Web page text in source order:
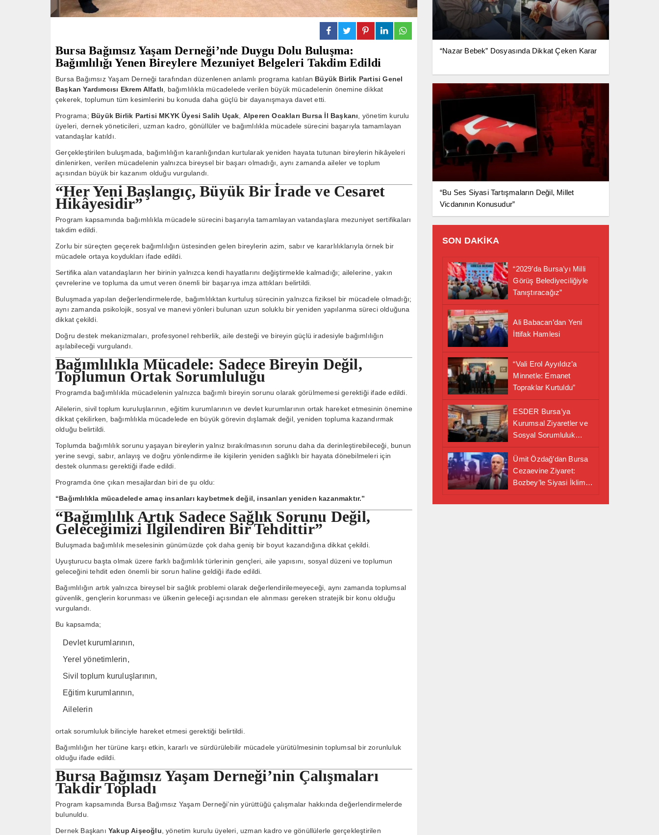
Bursa Bağımsız Yaşam Derneği’nde Duygu Dolu Buluşma:
Bağımlılığı Yenen Bireylere Mezuniyet Belgeleri Takdim Edildi
Bursa Bağımsız Yaşam Derneği tarafından düzenlenen anlamlı programa katılan Büyük Birlik Partisi Genel
Başkan Yardımcısı Ekrem Alfatlı , bağımlılıkla mücadelede verilen büyük mücadelenin önemine dikkat
çekerek, toplumun tüm kesimlerini bu konuda daha güçlü bir dayanışmaya davet etti.
Programa; Büyük Birlik Partisi MKYK Üyesi Salih Uçak Alperen Ocakları Bursa İl Başkanı , yönetim kurulu
üyeleri, dernek yöneticileri, uzman kadro, gönüllüler ve bağımlılıkla mücadele sürecini başarıyla tamamlayan
vatandaşlar katıldı.
Gerçekleştirilen buluşmada, bağımlılığın karanlığından kurtularak yeniden hayata tutunan bireylerin hikâyeleri
dinlenirken, verilen mücadelenin yalnızca bireysel bir başarı olmadığı, aynı zamanda aileler ve toplum
açısından büyük bir kazanım olduğu vurgulandı.
“Her Yeni Başlangıç, Büyük Bir İrade ve Cesaret
Hikâyesidir”
Program kapsamında bağımlılıkla mücadele sürecini başarıyla tamamlayan vatandaşlara mezuniyet sertifikaları
takdim edildi.
Zorlu bir süreçten geçerek bağımlılığın üstesinden gelen bireylerin azim, sabır ve kararlılıklarıyla örnek bir
mücadele ortaya koydukları ifade edildi.
Sertifika alan vatandaşların her birinin yalnızca kendi hayatlarını değiştirmekle kalmadığı; ailelerine, yakın
çevrelerine ve topluma da umut veren önemli bir başarıya imza attıkları belirtildi.
Buluşmada yapılan değerlendirmelerde, bağımlılıktan kurtuluş sürecinin yalnızca fiziksel bir mücadele olmadığı;
aynı zamanda psikolojik, sosyal ve manevi yönleri bulunan uzun soluklu bir yeniden yapılanma süreci olduğuna
dikkat çekildi.
Doğru destek mekanizmaları, profesyonel rehberlik, aile desteği ve bireyin güçlü iradesiyle bağımlılığın
aşılabileceği vurgulandı.
Bağımlılıkla Mücadele: Sadece Bireyin Değil,
Toplumun Ortak Sorumluluğu
Programda bağımlılıkla mücadelenin yalnızca bağımlı bireyin sorunu olarak görülmemesi gerektiği ifade edildi.
Ailelerin, sivil toplum kuruluşlarının, eğitim kurumlarının ve devlet kurumlarının ortak hareket etmesinin önemine
dikkat çekilirken, bağımlılıkla mücadelede en büyük görevin dışlamak değil, yeniden topluma kazandırmak
olduğu belirtildi.
Toplumda bağımlılık sorunu yaşayan bireylerin yalnız bırakılmasının sorunu daha da derinleştirebileceği, bunun
yerine sevgi, sabır, anlayış ve doğru yönlendirme ile kişilerin yeniden sağlıklı bir hayata dönebilmeleri için
destek olunması gerektiği ifade edildi.
Programda öne çıkan mesajlardan biri de şu oldu:
“Bağımlılıkla mücadelede amaç insanları kaybetmek değil, insanları yeniden kazanmaktır.”
“Bağımlılık Artık Sadece Sağlık Sorunu Değil,
Geleceğimizi İlgilendiren Bir Tehdittir”
Buluşmada bağımlılık meselesinin günümüzde çok daha geniş bir boyut kazandığına dikkat çekildi.
Uyuşturucu başta olmak üzere farklı bağımlılık türlerinin gençleri, aile yapısını, sosyal düzeni ve toplumun
geleceğini tehdit eden önemli bir sorun haline geldiği ifade edildi.
Bağımlılığın artık yalnızca bireysel bir sağlık problemi olarak değerlendirilemeyeceği, aynı zamanda toplumsal
güvenlik, gençlerin korunması ve ülkenin geleceği açısından ele alınması gereken stratejik bir konu olduğu
vurgulandı.
Bu kapsamda;
Devlet kurumlarının,
Yerel yönetimlerin,
Sivil toplum kuruluşlarının,
Eğitim kurumlarının,
Ailelerin
ortak sorumluluk bilinciyle hareket etmesi gerektiği belirtildi.
Bağımlılığın her türüne karşı etkin, kararlı ve sürdürülebilir mücadele yürütülmesinin toplumsal bir zorunluluk
olduğu ifade edildi.
Bursa Bağımsız Yaşam Derneği’nin Çalışmaları
Takdir Topladı
Program kapsamında Bursa Bağımsız Yaşam Derneği’nin yürüttüğü çalışmalar hakkında değerlendirmelerde
bulunuldu.
Dernek Başkanı Yakup Aişeoğlu , yönetim kurulu üyeleri, uzman kadro ve gönüllülerle gerçekleştirilen
“Nazar Bebek” Dosyasında Dikkat Çeken Karar
“Bu Ses Siyasi Tartışmaların Değil, Millet
Vicdanının Konusudur”
SON DAKİKA
“2029’da Bursa’yı Milli
Görüş Belediyeciliğiyle
Tanıştıracağız”
Ali Babacan’dan Yeni
İttifak Hamlesi
“Vali Erol Ayyıldız’a
Minnetle: Emanet
Topraklar Kurtuldu”
ESDER Bursa’ya
Kurumsal Ziyaretler ve
Sosyal Sorumluluk
Alanında Önemli İş
Birliği Adımı
Ümit Özdağ’dan Bursa
Cezaevine Ziyaret:
Bozbey’le Siyasi İklim